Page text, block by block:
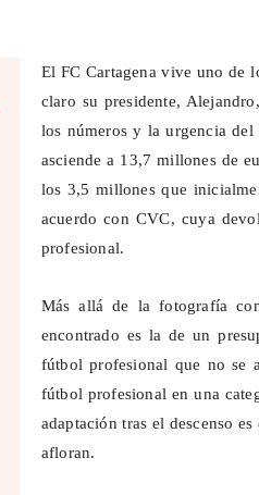
El FC Cartagena vive uno de
claro su presidente,
los números y la urgencia
asciende a 13,7 millones de
los 3,5 millones que
acuerdo con CVC, cuya
profesional.
Más allá de la fotografía
encontrado es la de un
fútbol profesional que no se
fútbol profesional en una
adaptación tras el descenso
afloran.